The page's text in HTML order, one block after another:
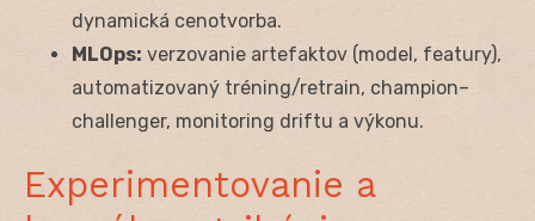
dynamická cenotvorba.
MLOps: verzovanie artefaktov (model, featury),
automatizovaný tréning/retrain, champion–
challenger, monitoring driftu a výkonu.
Experimentovanie a